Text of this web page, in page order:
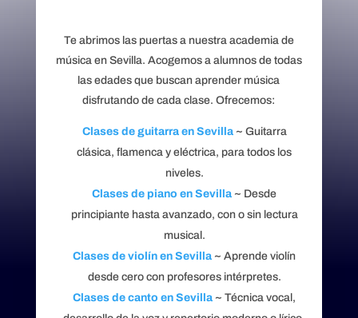
Te abrimos las puertas a nuestra academia de
música en Sevilla. Acogemos a alumnos de todas
las edades que buscan aprender música
disfrutando de cada clase. Ofrecemos:
Clases de guitarra en Sevilla~ Guitarra
clásica, flamenca y eléctrica, para todos los
niveles.
Clases de piano en Sevilla ~ Desde
principiante hasta avanzado, con o sin lectura
musical.
Clases de violín en Sevilla ~ Aprende violín
desde cero con profesores intérpretes.
Clases de canto en Sevilla ~ Técnica vocal,